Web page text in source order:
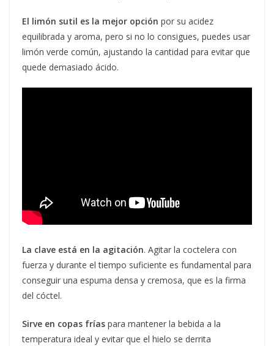
El limón sutil es la mejor opción por su acidez
equilibrada y aroma, pero si no lo consigues, puedes usar
limón verde común, ajustando la cantidad para evitar que
quede demasiado ácido.
La clave está en la agitación. Agitar la coctelera con
fuerza y durante el tiempo suficiente es fundamental para
conseguir una espuma densa y cremosa, que es la firma
del cóctel.
Sirve en copas frías para mantener la bebida a la
temperatura ideal y evitar que el hielo se derrita